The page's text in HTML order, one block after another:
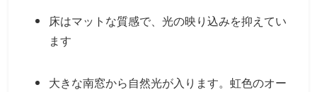
床はマットな質感で、光の映り込みを抑えてい
ます
大きな南窓から自然光が入ります。虹色のオー